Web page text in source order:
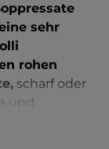
sehr
rohen
scharf oder
und
die aus